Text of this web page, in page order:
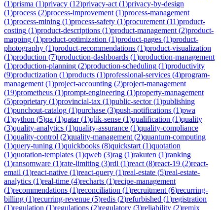
(1)prisma (1)privacy (12)privacy-act (1)privacy-by-design
(1)process (2)process-improvement (1)process-management
(1)process-mining (1)process-safety (1)procurement (11)product-
costing (1)product-descriptions (1)product-management (2)product-
mapping (1)product-optimization (1)product-pages (1)product-
photography (1)product-recommendations (1)product-visualization
(1)production (7)production-dashboards (1)production-management
(1)production-planning (2)production-scheduling (1)productivity
(9)productization (1)products (1)professional-services (4)program-
management (1)project-accounting (2)project-management
(19)prometheus (1)prompt-engineering (1)property-management
(5)proprietary (1)provincial-tax (1)public-sector(1)publishing
(1)punchout-catalog (1)purchase (3)push-notifications (1)pwa
(1)python (5)qa (1)qatar(1)qlik-sense (1)qualification (1)quality
(3)quality-analytics (1)quality-assurance (1)quality-compliance
(1)quality-control (2)quality-management (2)quantum-computing
(1)query-tuning (1)quickbooks (8)quickstart (1)quotation
(1)quotation-templates (1)qweb (3)rag (1)rakuten (1)ranking
(1)ransomware (1)rate-limiting (3)rdl (1)react (8)react-19 (2)react-
email (1)react-native (1)react-query (1)real-estate (5)real-estate-
analytics (1)real-time (4)recharts (1)recipe-management
(1)recommendations (1)reconciliation (1)recruitment (6)recurring-
billing (1)recurring-revenue (5)redis (2)refurbished (1)registration
(1)regulation (1)regulations (2)regulatory (3)reliability (2)remix